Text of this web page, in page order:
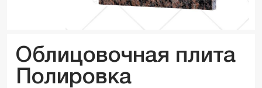
Облицовочная плита
Полировка